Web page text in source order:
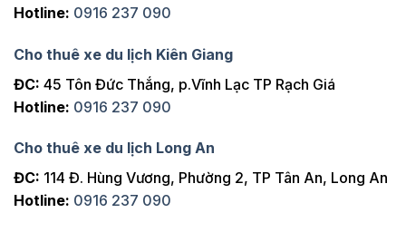
Hotline: 0916 237 090
Cho thuê xe du lịch Kiên Giang
ĐC: 45 Tôn Đức Thắng, p.Vĩnh Lạc TP Rạch Giá
Hotline: 0916 237 090
Cho thuê xe du lịch Long An
ĐC: 114 Đ. Hùng Vương, Phường 2, TP Tân An, Long An
Hotline: 0916 237 090